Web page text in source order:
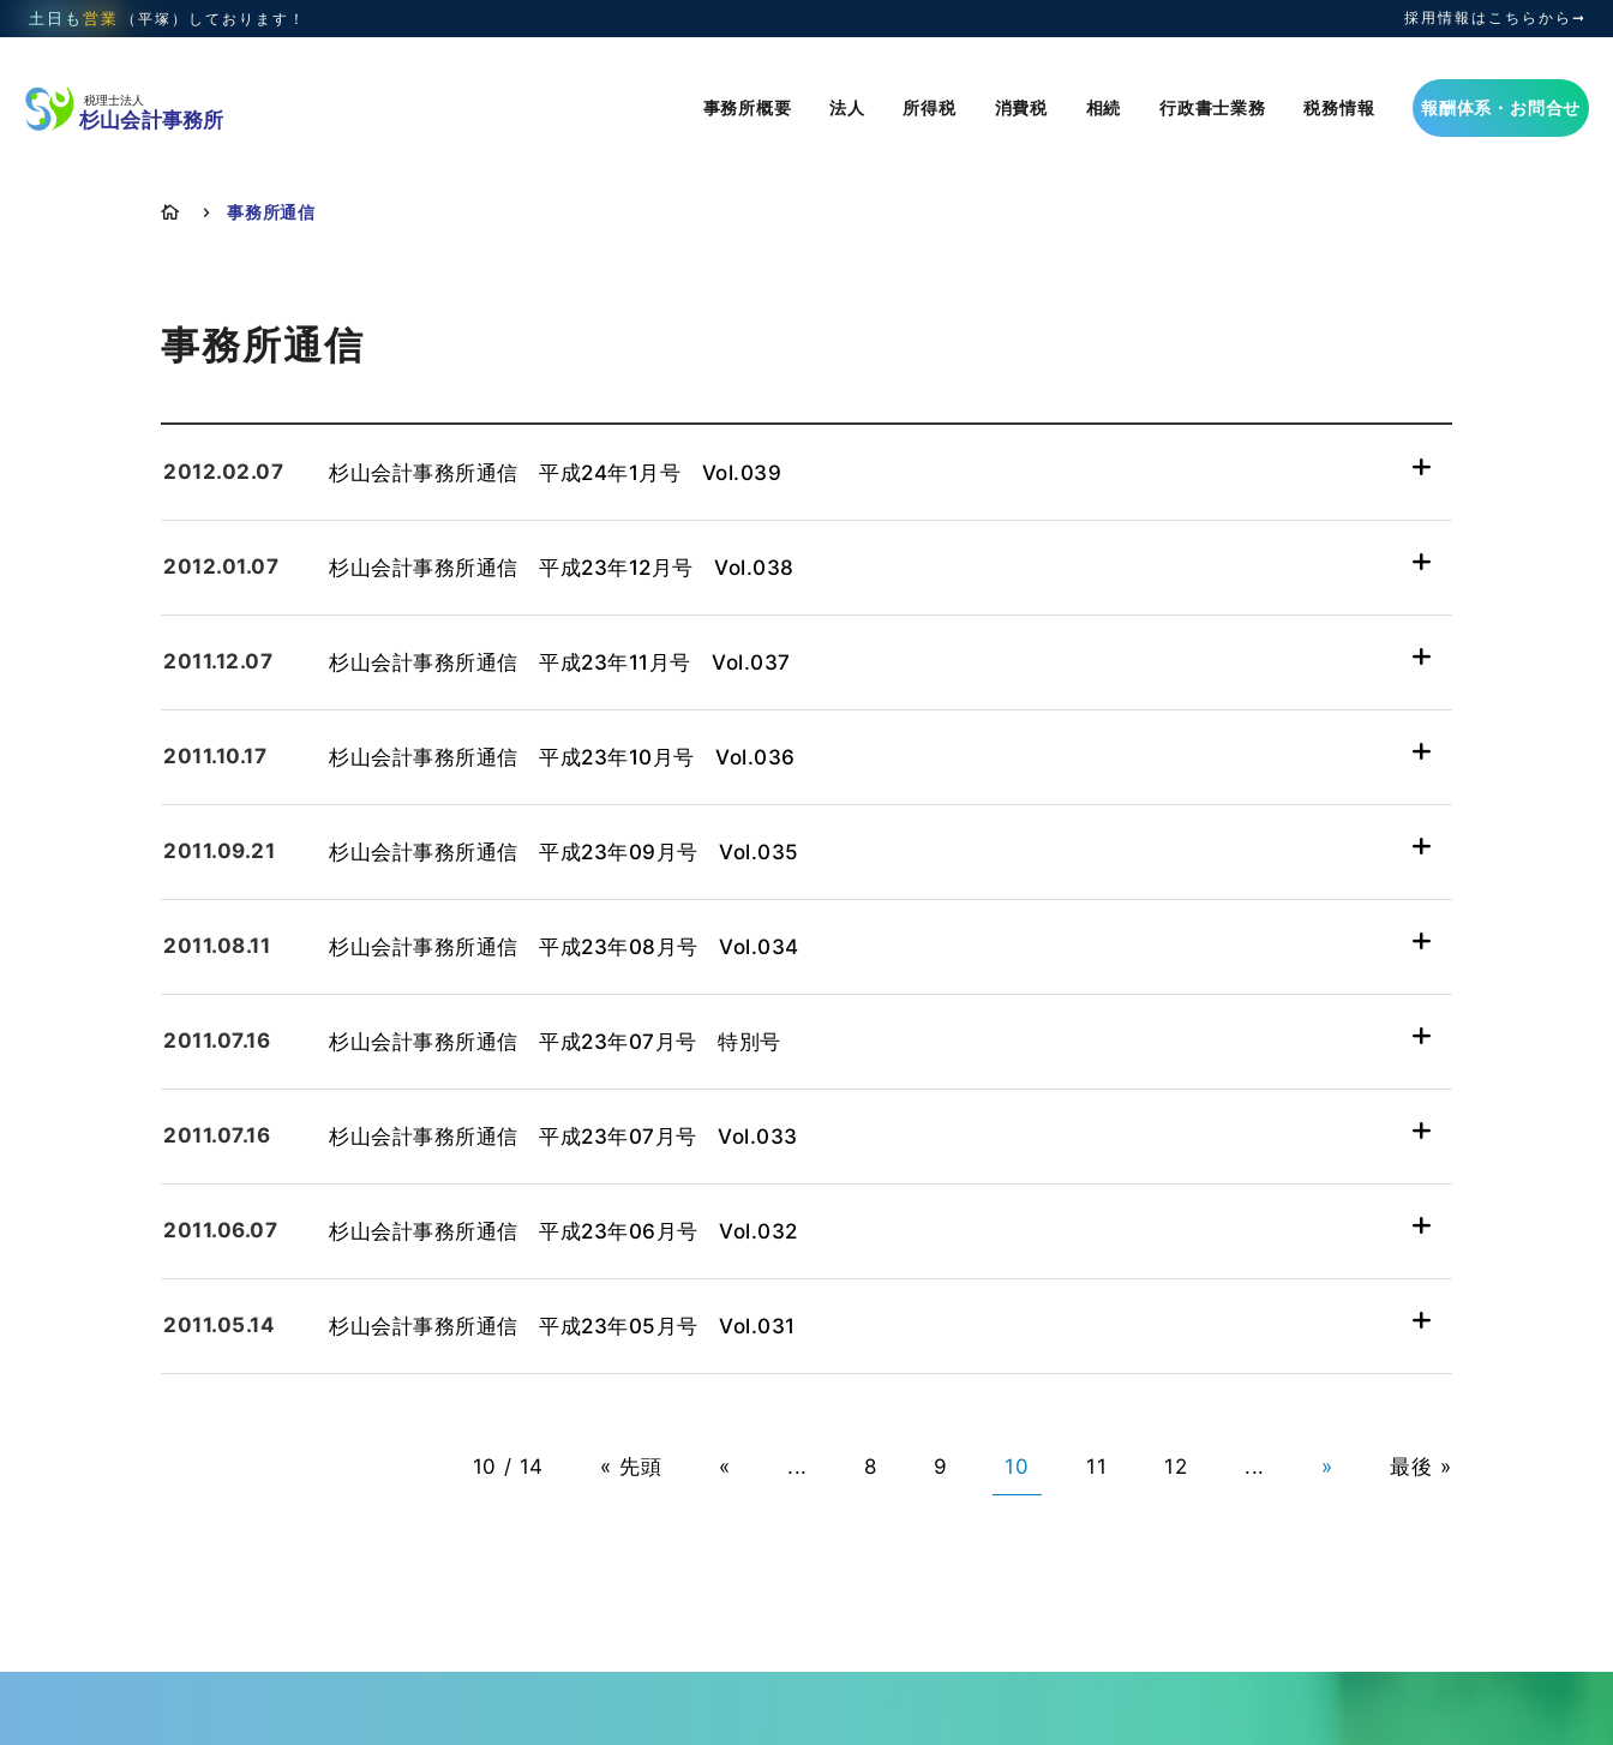
土日も 営業 （平塚） しております！ 採用情報はこちらから➞
事務所概要 法人 所得税 消費税 相続 行政書士業務 税務情報 報酬体系・お問合せ
 5 事務所通信
事務所通信
杉山会計事務所通信 平成24年1月号 Vol.039
2012.02.07
杉山会計事務所通信 平成23年12月号 Vol.038
2012.01.07
杉山会計事務所通信 平成23年11月号 Vol.037
2011.12.07
杉山会計事務所通信 平成23年10月号 Vol.036
2011.10.17
杉山会計事務所通信 平成23年09月号 Vol.035
2011.09.21
杉山会計事務所通信 平成23年08月号 Vol.034
2011.08.11
杉山会計事務所通信 平成23年07月号 特別号
2011.07.16
杉山会計事務所通信 平成23年07月号 Vol.033
2011.07.16
杉山会計事務所通信 平成23年06月号 Vol.032
2011.06.07
杉山会計事務所通信 平成23年05月号 Vol.031
2011.05.14
10 / 14 « 先頭 « ... 8 9 10 11 12 ... » 最後 »